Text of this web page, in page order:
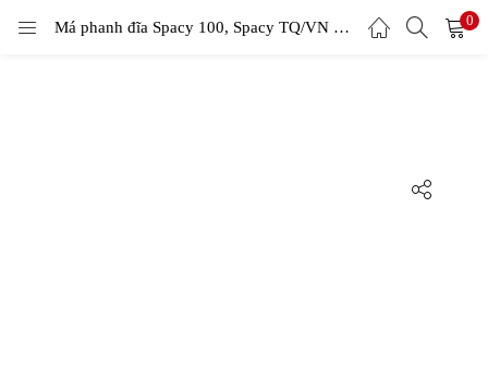
Má phanh đĩa Spacy 100, Spacy TQ/VN – Kevlar 0
LOGIN